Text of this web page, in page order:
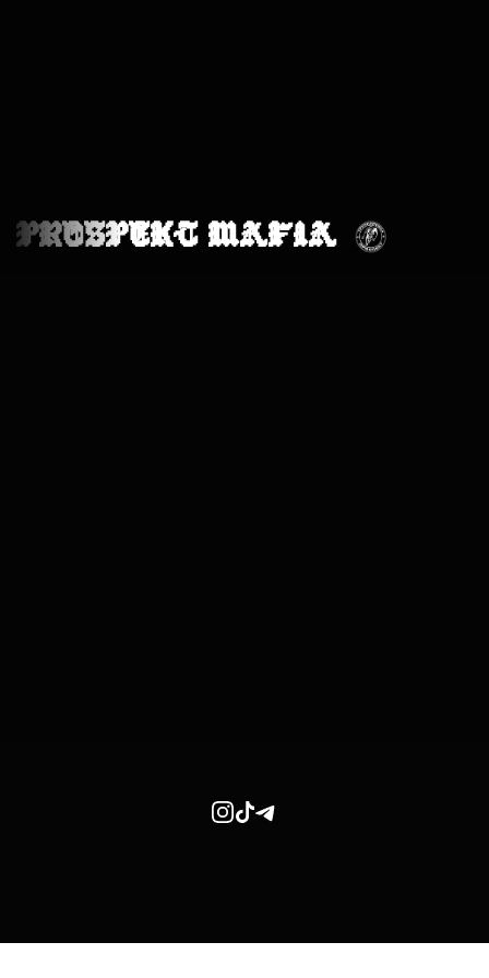
PROSPEKT MAFIA